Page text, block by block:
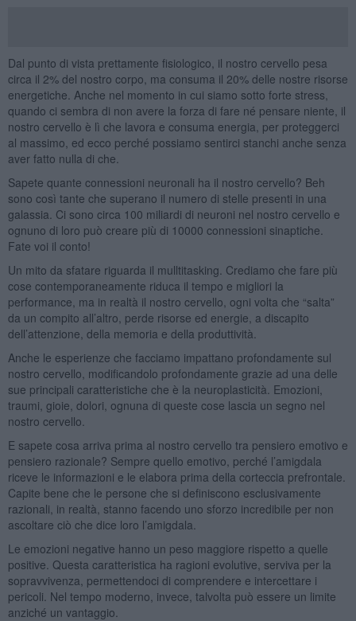
Dal punto di vista prettamente fisiologico, il nostro cervello pesa
circa il 2% del nostro corpo, ma consuma il 20% delle nostre risorse
energetiche. Anche nel momento in cui siamo sotto forte stress,
quando ci sembra di non avere la forza di fare né pensare niente, il
nostro cervello è lì che lavora e consuma energia, per proteggerci
al massimo, ed ecco perché possiamo sentirci stanchi anche senza
aver fatto nulla di che.
Sapete quante connessioni neuronali ha il nostro cervello? Beh
sono così tante che superano il numero di stelle presenti in una
galassia. Ci sono circa 100 miliardi di neuroni nel nostro cervello e
ognuno di loro può creare più di 10000 connessioni sinaptiche.
Fate voi il conto!
Un mito da sfatare riguarda il mulltitasking. Crediamo che fare più
cose contemporaneamente riduca il tempo e migliori la
performance, ma in realtà il nostro cervello, ogni volta che “salta”
da un compito all’altro, perde risorse ed energie, a discapito
dell’attenzione, della memoria e della produttività.
Anche le esperienze che facciamo impattano profondamente sul
nostro cervello, modificandolo profondamente grazie ad una delle
sue principali caratteristiche che è la neuroplasticità. Emozioni,
traumi, gioie, dolori, ognuna di queste cose lascia un segno nel
nostro cervello.
E sapete cosa arriva prima al nostro cervello tra pensiero emotivo e
pensiero razionale? Sempre quello emotivo, perché l’amigdala
riceve le informazioni e le elabora prima della corteccia prefrontale.
Capite bene che le persone che si definiscono esclusivamente
razionali, in realtà, stanno facendo uno sforzo incredibile per non
ascoltare ciò che dice loro l’amigdala.
Le emozioni negative hanno un peso maggiore rispetto a quelle
positive. Questa caratteristica ha ragioni evolutive, serviva per la
sopravvivenza, permettendoci di comprendere e intercettare i
pericoli. Nel tempo moderno, invece, talvolta può essere un limite
anziché un vantaggio.